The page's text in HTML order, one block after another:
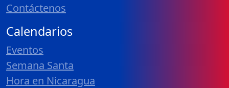
Contáctenos
Calendarios
Eventos
Semana Santa
Hora en Nicaragua